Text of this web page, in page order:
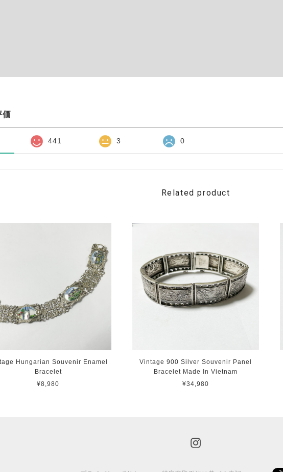
価
441 3 0
Related product
Hungarian Souvenir Enamel
Bracelet
¥8,980
Vintage 900 Silver Souvenir Panel
Bracelet Made In Vietnam
¥34,980